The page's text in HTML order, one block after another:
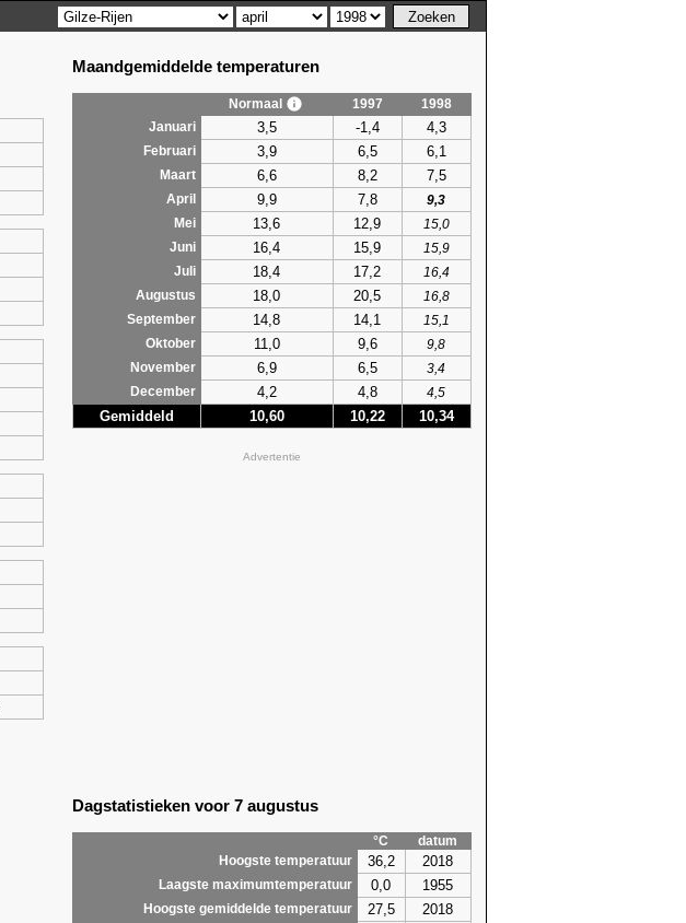
Maandgemiddelde temperaturen
Normaal 1997
1998
Januari
3,5 -1,4 4,3
Februari 3,9 6,5 6,1
Maart 6,6 8,2 7,5
April 9,9 7,8
9,3
Mei
13,6 12,9
15,0
Juni
16,4 15,9
15,9
Juli
18,4 17,2
16,4
Augustus
18,0 20,5
16,8
September
14,8 14,1
15,1
Oktober
11,0 9,6
9,8
November
6,9 6,5
3,4
December
4,2 4,8 4,5
Gemiddeld 10,60 10,22 10,34
Advertentie
Dagstatistieken voor 7 augustus
°C
datum
Hoogste temperatuur
36,2 2018
Laagste maximumtemperatuur 0,0 1955
Hoogste gemiddelde temperatuur 27,5 2018